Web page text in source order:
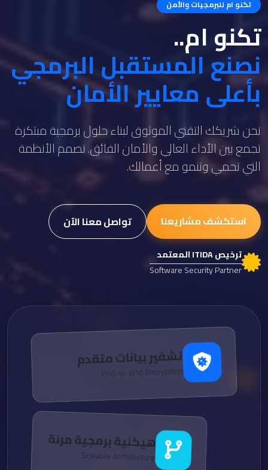
تكنو ام للبرمجيات والأمن
تكنو ام..
نصنع المستقبل البرمجي
بأعلى معايير الأمان
نحن شريكك التقني الموثوق لبناء حلول برمجية مبتكرة
تجمع بين الأداء العالي والأمان الفائق. نصمم الأنظمة
التي تحمي وتنمو مع أعمالك.
استكشف مشاريعنا تواصل معنا الآن
ترخيص ITIDA المعتمد
Software Security Partner
تشفير بيانات متقدم
End-to-End Encryption
هيكلية برمجية مرنة
Scalable Architecture